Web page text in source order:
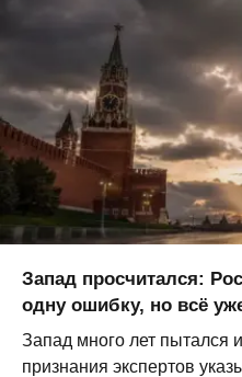
Запад просчитался:
одну ошибку, но всё
Запад много лет пытался
признания экспертов